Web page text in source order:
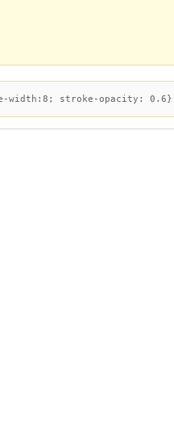
stroke-opacity: 0.6}